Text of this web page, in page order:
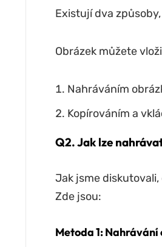
Existují dva
Obrázek můžete
Nahráváním
Kopírováním a
Q2. Jak lze
Jak jsme
Zde jsou:
Metoda 1: